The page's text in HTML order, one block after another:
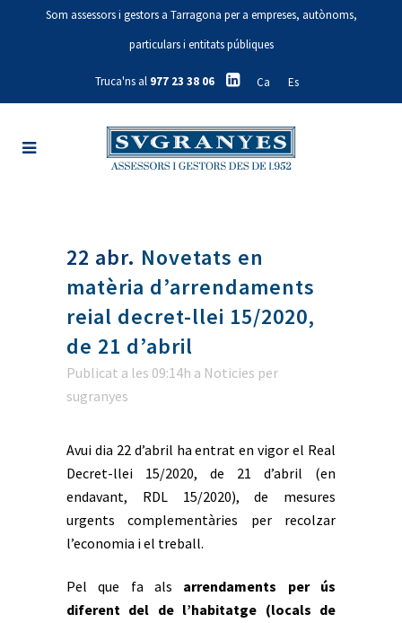
Som assessors i gestors a Tarragona per a empreses, autònoms,
particulars i entitats públiques
Truca'ns al 977 23 38 06 Ca Es
22 abr. Novetats en
matèria d’arrendaments
reial decret-llei 15/2020,
de 21 d’abril
Publicat a les 09:14h a Noticies per
sugranyes
Avui dia 22 d’abril ha entrat en vigor el Real
Decret-llei 15/2020, de 21 d’abril (en
endavant, RDL 15/2020), de mesures
urgents complementàries per recolzar
l’economia i el treball.
Pel que fa als arrendaments per ús
diferent del de l’habitatge (locals de